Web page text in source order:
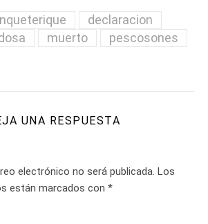
declaracion
muerto
pescosones
UNA RESPUESTA
electrónico no será publicada. Los
están marcados con *